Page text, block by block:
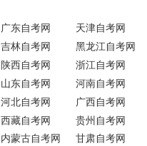
广东自考网
天津自考网
吉林自考网
黑龙江自考网
陕西自考网
浙江自考网
山东自考网
河南自考网
河北自考网
广西自考网
西藏自考网
贵州自考网
内蒙古自考网
甘肃自考网